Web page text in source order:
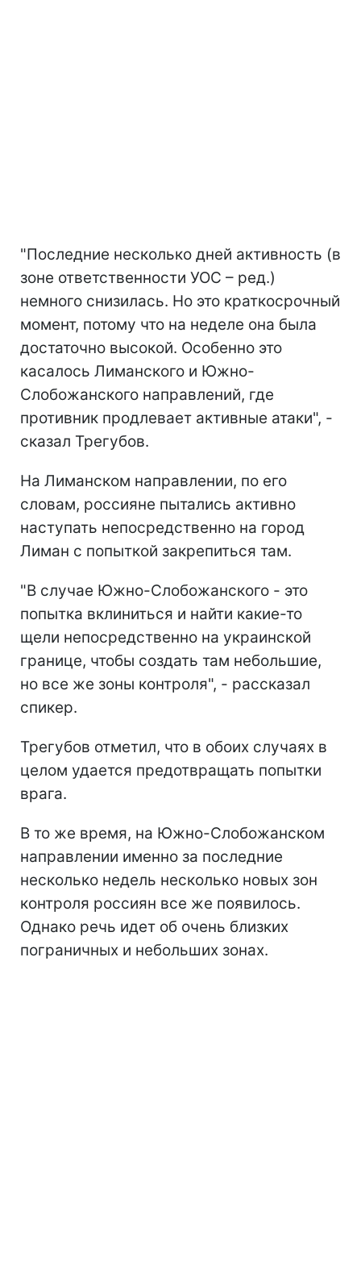
"Последние несколько дней активность (в
зоне ответственности УОС – ред.)
немного снизилась. Но это краткосрочный
момент, потому что на неделе она была
достаточно высокой. Особенно это
касалось Лиманского и Южно-
Слобожанского направлений, где
противник продлевает активные атаки", -
сказал Трегубов.
На Лиманском направлении, по его
словам, россияне пытались активно
наступать непосредственно на город
Лиман с попыткой закрепиться там.
"В случае Южно-Слобожанского - это
попытка вклиниться и найти какие-то
щели непосредственно на украинской
границе, чтобы создать там небольшие,
но все же зоны контроля", - рассказал
спикер.
Трегубов отметил, что в обоих случаях в
целом удается предотвращать попытки
врага.
В то же время, на Южно-Слобожанском
направлении именно за последние
несколько недель несколько новых зон
контроля россиян все же появилось.
Однако речь идет об очень близких
пограничных и небольших зонах.